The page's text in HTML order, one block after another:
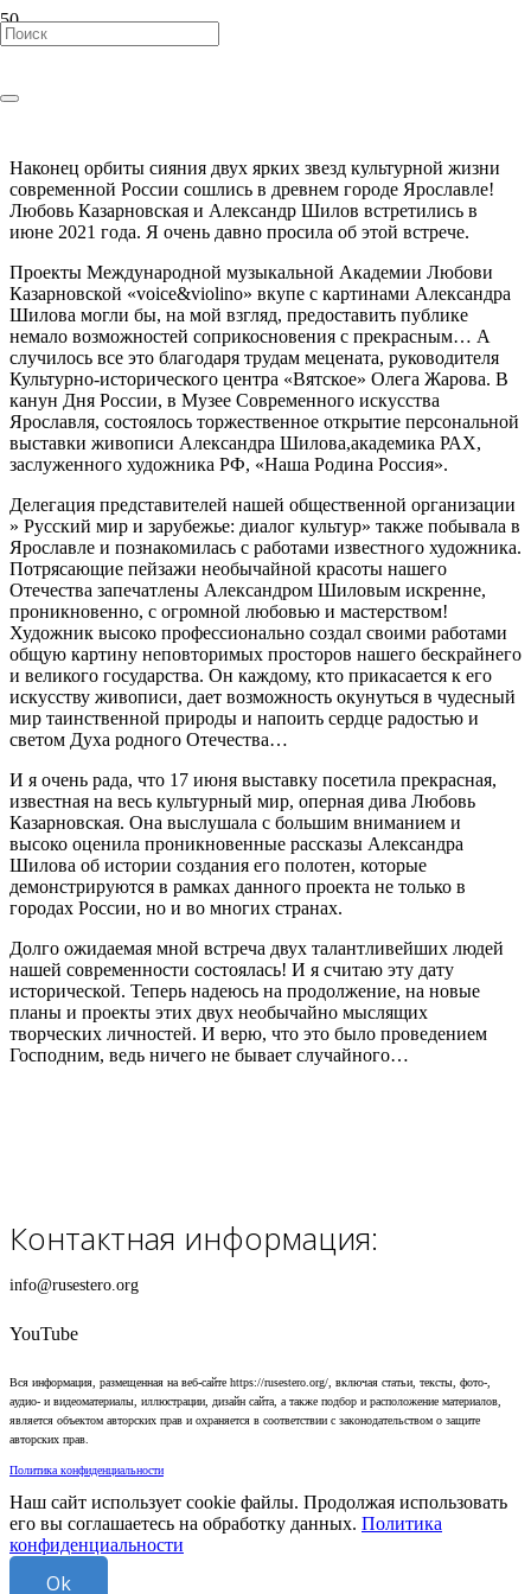
Наконец орбиты сияния двух ярких звезд культурной жизни
современной России сошлись в древнем городе Ярославле!
Любовь Казарновская и Александр Шилов встретились в
июне 2021 года. Я очень давно просила об этой встрече.
Проекты Международной музыкальной Академии Любови
Казарновской «voice&violino» вкупе с картинами Александра
Шилова могли бы, на мой взгляд, предоставить публике
немало возможностей соприкосновения с прекрасным… А
случилось все это благодаря трудам мецената, руководителя
Культурно-исторического центра «Вятское» Олега Жарова. В
канун Дня России, в Музее Современного искусства
Ярославля, состоялось торжественное открытие персональной
выставки живописи Александра Шилова,академика РАХ,
заслуженного художника РФ, «Наша Родина Россия».
Делегация представителей нашей общественной организации
» Русский мир и зарубежье: диалог культур» также побывала в
Ярославле и познакомилась с работами известного художника.
Потрясающие пейзажи необычайной красоты нашего
Отечества запечатлены Александром Шиловым искренне,
проникновенно, с огромной любовью и мастерством!
Художник высоко профессионально создал своими работами
общую картину неповторимых просторов нашего бескрайнего
и великого государства. Он каждому, кто прикасается к его
искусству живописи, дает возможность окунуться в чудесный
мир таинственной природы и напоить сердце радостью и
светом Духа родного Отечества…
И я очень рада, что 17 июня выставку посетила прекрасная,
известная на весь культурный мир, оперная дива Любовь
Казарновская. Она выслушала с большим вниманием и
высоко оценила проникновенные рассказы Александра
Шилова об истории создания его полотен, которые
демонстрируются в рамках данного проекта не только в
городах России, но и во многих странах.
Долго ожидаемая мной встреча двух талантливейших людей
нашей современности состоялась! И я считаю эту дату
исторической. Теперь надеюсь на продолжение, на новые
планы и проекты этих двух необычайно мыслящих
творческих личностей. И верю, что это было проведением
Господним, ведь ничего не бывает случайного…
Контактная информация:
info@rusestero.org
YouTube
Вся информация, размещенная на веб-сайте https://rusestero.org/, включая статьи, тексты, фото-,
аудио- и видеоматериалы, иллюстрации, дизайн сайта, а также подбор и расположение материалов,
является объектом авторских прав и охраняется в соответствии с законодательством о защите
авторских прав.
Политика конфиденциальности
Наш сайт использует cookie файлы. Продолжая использовать
его вы соглашаетесь на обработку данных. Политика
конфиденциальности
Ok